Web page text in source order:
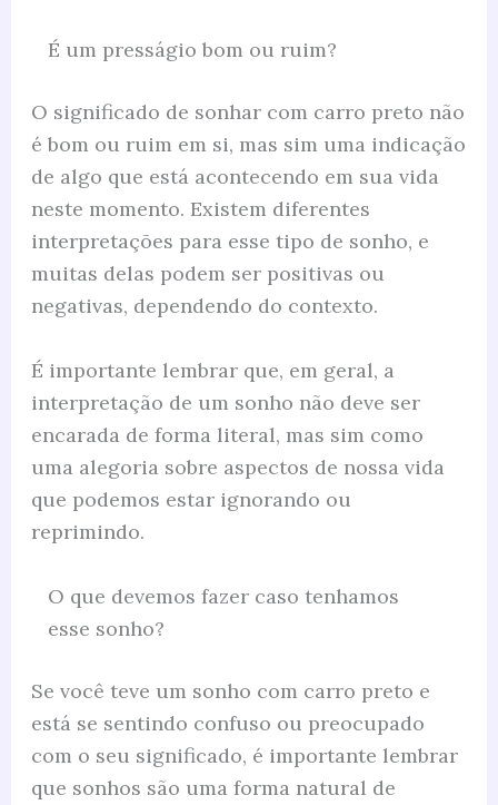
É um presságio bom ou ruim?
O significado de sonhar com carro preto não
é bom ou ruim em si, mas sim uma indicação
de algo que está acontecendo em sua vida
neste momento. Existem diferentes
interpretações para esse tipo de sonho, e
muitas delas podem ser positivas ou
negativas, dependendo do contexto.
É importante lembrar que, em geral, a
interpretação de um sonho não deve ser
encarada de forma literal, mas sim como
uma alegoria sobre aspectos de nossa vida
que podemos estar ignorando ou
reprimindo.
O que devemos fazer caso tenhamos
esse sonho?
Se você teve um sonho com carro preto e
está se sentindo confuso ou preocupado
com o seu significado, é importante lembrar
que sonhos são uma forma natural de